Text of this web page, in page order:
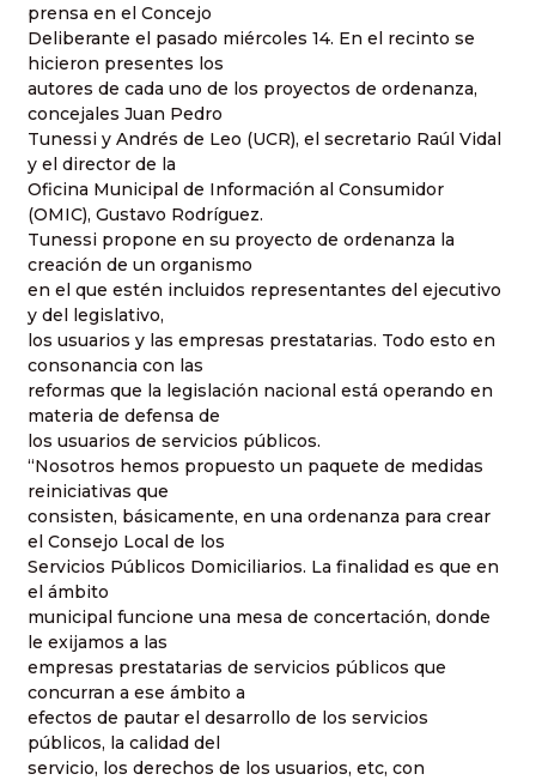
prensa en el Concejo
Deliberante el pasado miércoles 14. En el recinto se
hicieron presentes los
autores de cada uno de los proyectos de ordenanza,
concejales Juan Pedro
Tunessi y Andrés de Leo (UCR), el secretario Raúl Vidal
y el director de la
Oficina Municipal de Información al Consumidor
(OMIC), Gustavo Rodríguez.
Tunessi propone en su proyecto de ordenanza la
creación de un organismo
en el que estén incluidos representantes del ejecutivo
y del legislativo,
los usuarios y las empresas prestatarias. Todo esto en
consonancia con las
reformas que la legislación nacional está operando en
materia de defensa de
los usuarios de servicios públicos.
“Nosotros hemos propuesto un paquete de medidas
reiniciativas que
consisten, básicamente, en una ordenanza para crear
el Consejo Local de los
Servicios Públicos Domiciliarios. La finalidad es que en
el ámbito
municipal funcione una mesa de concertación, donde
le exijamos a las
empresas prestatarias de servicios públicos que
concurran a ese ámbito a
efectos de pautar el desarrollo de los servicios
públicos, la calidad del
servicio, los derechos de los usuarios, etc, con